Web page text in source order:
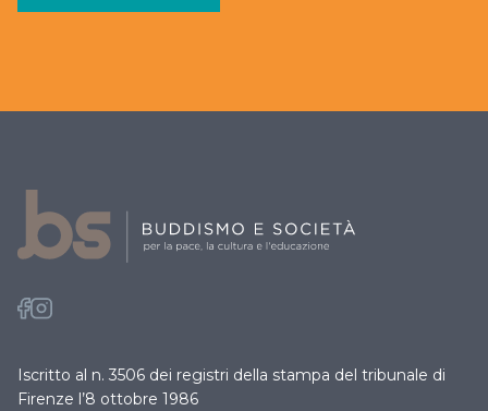
Iscritto al n. 3506 dei registri della stampa del tribunale di
Firenze l’8 ottobre 1986